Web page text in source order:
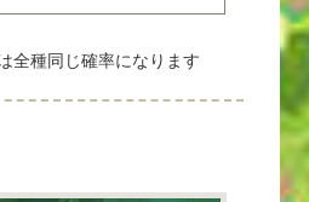
全種同じ確率になります